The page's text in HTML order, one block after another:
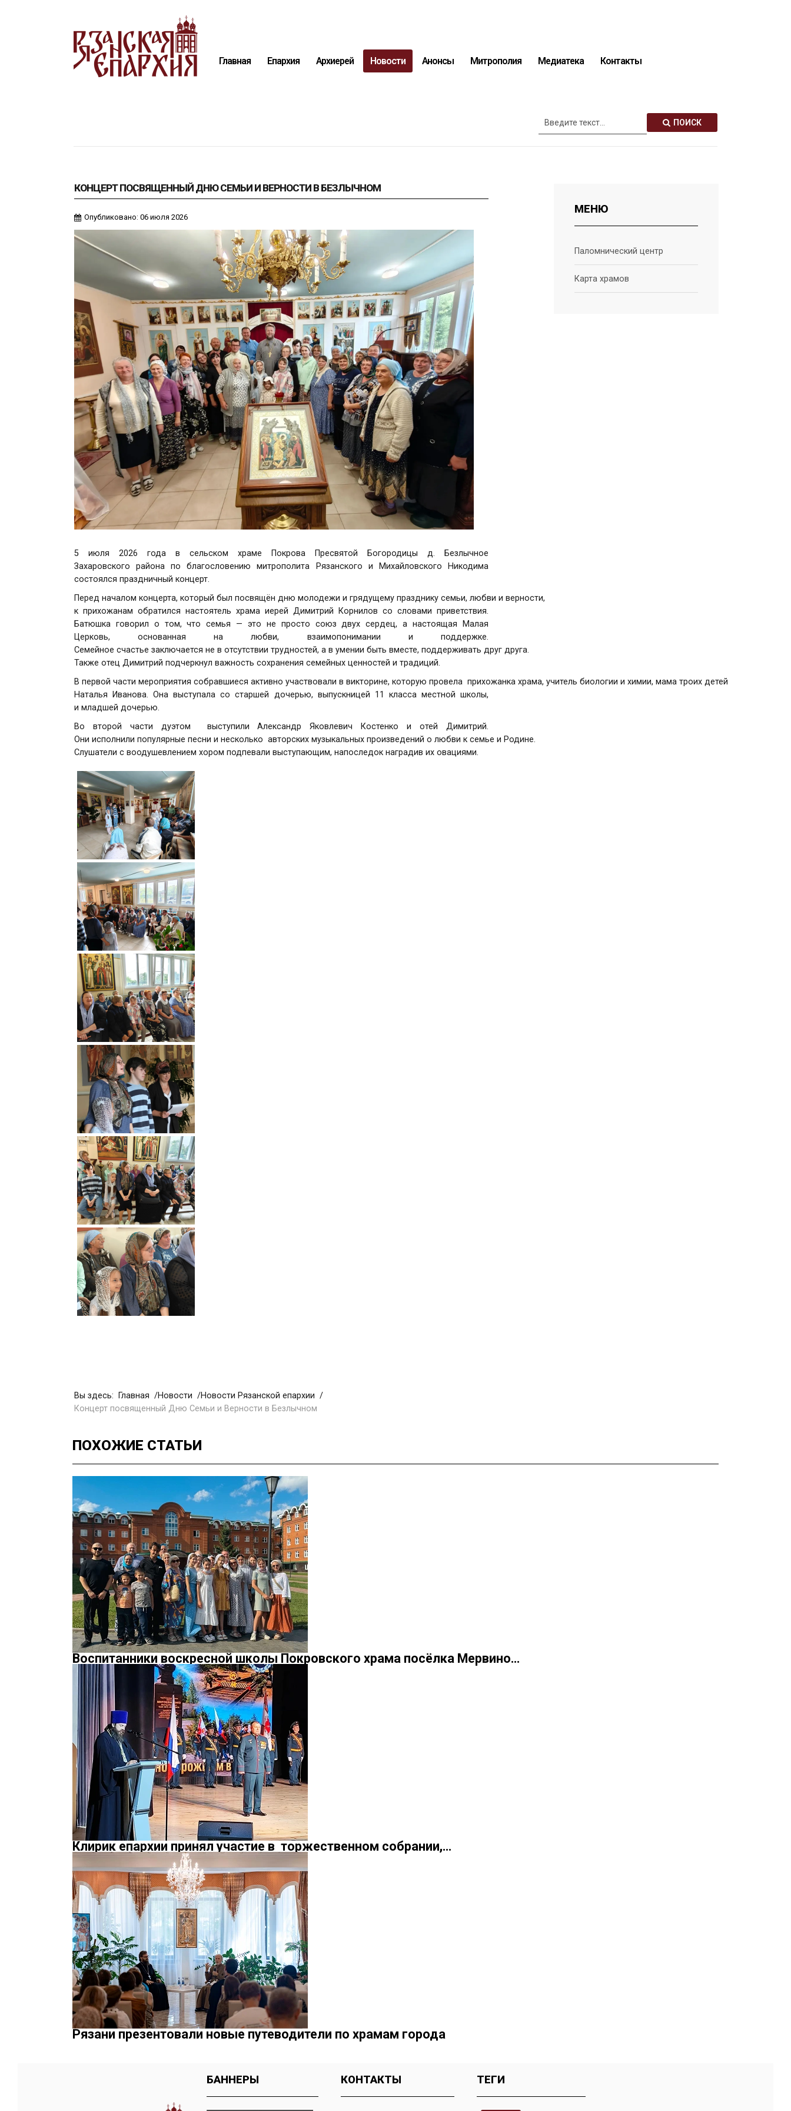
Главная Епархия Архиерей Новости Анонсы Митрополия Медиатека Контакты
ПОИСК
КОНЦЕРТ ПОСВЯЩЕННЫЙ ДНЮ СЕМЬИ И ВЕРНОСТИ В БЕЗЛЫЧНОМ
Опубликовано: 06 июля 2026
5 июля 2026 года в сельском храме Покрова Пресвятой Богородицы д. Безлычное
Захаровского района по благословению митрополита Рязанского и Михайловского Никодима
состоялся праздничный концерт.
Перед началом концерта, который был посвящён дню молодежи и грядущему празднику семьи, любви и верности,
к прихожанам обратился настоятель храма иерей Димитрий Корнилов со словами приветствия.
Батюшка говорил о том, что семья — это не просто союз двух сердец, а настоящая Малая
Церковь, основанная на любви, взаимопонимании и поддержке.
Семейное счастье заключается не в отсутствии трудностей, а в умении быть вместе, поддерживать друг друга.
Также отец Димитрий подчеркнул важность сохранения семейных ценностей и традиций.
В первой части мероприятия собравшиеся активно участвовали в викторине, которую провела прихожанка храма, учитель биологии и химии, мама троих детей
Наталья Иванова. Она выступала со старшей дочерью, выпускницей 11 класса местной школы,
и младшей дочерью.
Во второй части дуэтом выступили Александр Яковлевич Костенко и отей Димитрий.
Они исполнили популярные песни и несколько авторских музыкальных произведений о любви к семье и Родине.
Слушатели с воодушевлением хором подпевали выступающим, напоследок наградив их овациями.
Вы здесь: Главная Новости
Новости Рязанской епархии
Концерт посвященный Дню Семьи и Верности в Безлычном
МЕНЮ
Паломнический центр
Карта храмов
ПОХОЖИЕ СТАТЬИ
Воспитанники воскресной школы Покровского храма посёлка Мервино…
Клирик епархии принял участие в торжественном собрании,…
Рязани презентовали новые путеводители по храмам города
БАННЕРЫ КОНТАКТЫ ТЕГИ